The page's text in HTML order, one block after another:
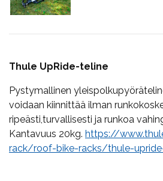
Thule UpRide-teline
Pystymallinen
voidaan kiinnittää ilman
ripeästi,turvallisesti ja runkoa
Kantavuus 20kg. https://
rack/roof-bike-racks/thule-